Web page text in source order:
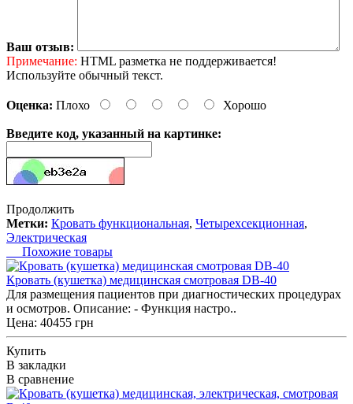
Ваш отзыв:
Примечание: HTML разметка не поддерживается!
Используйте обычный текст.
Оценка: Плохо Хорошо
Введите код, указанный на картинке:
Продолжить
Метки: Кровать функциональная, Четырехсекционная,
Электрическая
Похожие товары
Кровать (кушетка) медицинская смотровая DB-40
Для размещения пациентов при диагностических процедурах
и осмотров. Описание: - Функция настро..
Цена: 40455 грн
Купить
В закладки
В сравнение